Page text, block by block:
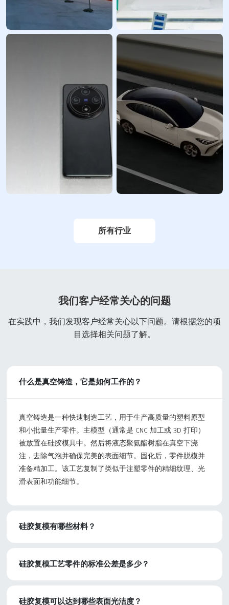
立科模型 为您的工业设备
研发和创新需求提供高质
量的原型和中小…
医疗保健行业手板
制作服务
立科模型 加强了医疗技术
领域的创新并简化了采
购，提供从诊断和…
消费电子产品手板
定制汽车手板和零
件以加速创新
所有行业
我们客户经常关心的问题
在实践中，我们发现客户经常关心以下问题。请根据您的项
目选择相关问题了解。
什么是真空铸造，它是如何工作的？
真空铸造是一种快速制造工艺，用于生产高质量的塑料原型
和小批量生产零件。主模型（通常是 CNC 加工或 3D 打印）
被放置在硅胶模具中。然后将液态聚氨酯树脂在真空下浇
注，去除气泡并确保完美的表面细节。固化后，零件脱模并
准备精加工。该工艺复制了类似于注塑零件的精细纹理、光
滑表面和功能细节。
硅胶复模有哪些材料？
硅胶复模工艺零件的标准公差是多少？
硅胶复模可以达到哪些表面光洁度？